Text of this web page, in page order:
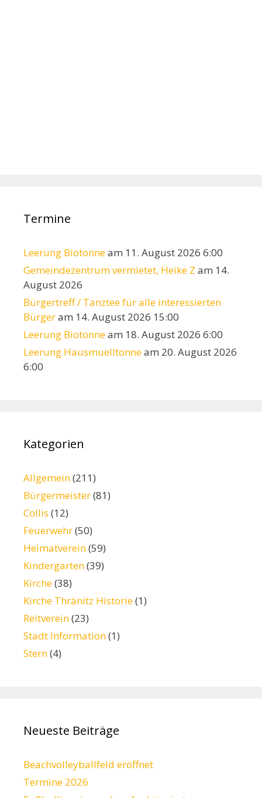
Termine
Leerung Biotonneam 11. August 2026 6:00
Gemeindezentrum vermietet, Heike Z am 14.
August 2026
Bürgertreff / Tanztee für alle interessierten
Bürgeram 14. August 2026 15:00
Leerung Biotonneam 18. August 2026 6:00
Leerung Hausmuelltonneam 20. August 2026
6:00
Kategorien
Allgemein(211)
Bürgermeister(81)
Collis (12)
Feuerwehr(50)
Heimatverein(59)
Kindergarten(39)
Kirche(38)
Kirche Thränitz Historie(1)
Reitverein(23)
Stadt Information(1)
Stern(4)
Neueste Beiträge
Beachvolleyballfeld eröffnet
Termine 2026